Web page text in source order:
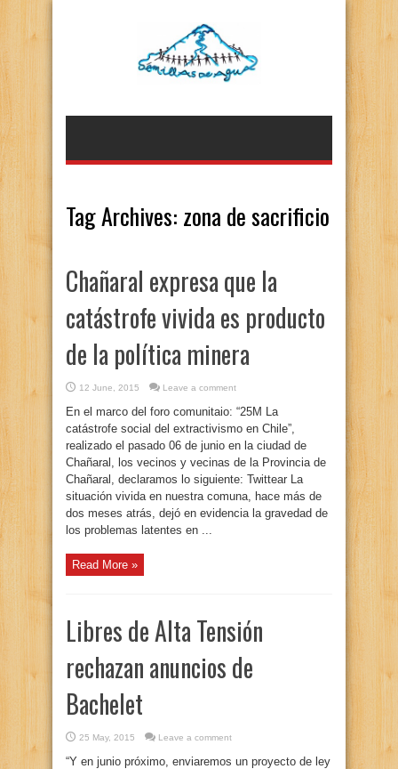
Tag Archives: zona de sacrificio
Chañaral expresa que la
catástrofe vivida es producto
de la política minera
12 June, 2015 Leave a comment
En el marco del foro comunitaio: “25M La
catástrofe social del extractivismo en Chile”,
realizado el pasado 06 de junio en la ciudad de
Chañaral, los vecinos y vecinas de la Provincia de
Chañaral, declaramos lo siguiente: Twittear La
situación vivida en nuestra comuna, hace más de
dos meses atrás, dejó en evidencia la gravedad de
los problemas latentes en ...
Read More »
Libres de Alta Tensión
rechazan anuncios de
Bachelet
25 May, 2015 Leave a comment
“Y en junio próximo, enviaremos un proyecto de ley